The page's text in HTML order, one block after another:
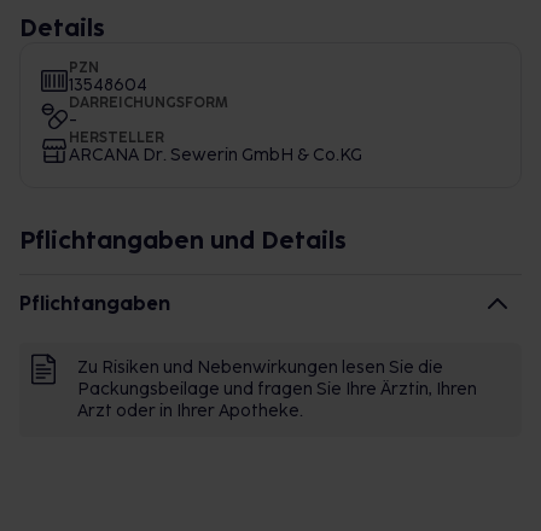
Details
PZN
13548604
DARREICHUNGSFORM
-
HERSTELLER
ARCANA Dr. Sewerin GmbH & Co.KG
Pflichtangaben und Details
Pflichtangaben
Zu Risiken und Nebenwirkungen lesen Sie die
Packungsbeilage und fragen Sie Ihre Ärztin, Ihren
Arzt oder in Ihrer Apotheke.